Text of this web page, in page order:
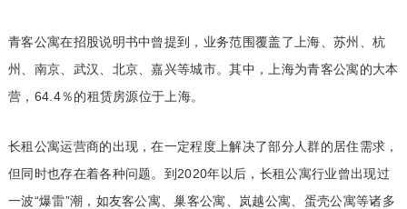
青客公寓在招股说明书中曾提到，业务范围覆盖了上海、苏州、杭
州、南京、武汉、北京、嘉兴等城市。其中，上海为青客公寓的大本
营，64.4％的租赁房源位于上海。
长租公寓运营商的出现，在一定程度上解决了部分人群的居住需求，
但同时也存在着各种问题。到2020年以后，长租公寓行业曾出现过
一波“爆雷”潮，如友客公寓、巢客公寓、岚越公寓、蛋壳公寓等诸多